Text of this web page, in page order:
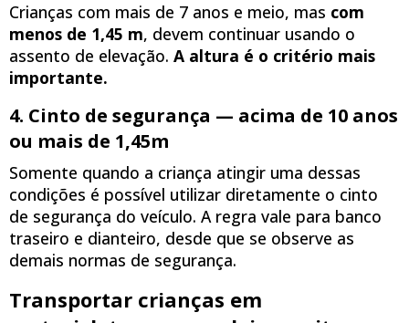
Crianças com mais de 7 anos e meio, mas com
menos de 1,45 m, devem continuar usando o
assento de elevação. A altura é o critério mais
importante.
4. Cinto de segurança — acima de 10 anos
ou mais de 1,45m
Somente quando a criança atingir uma dessas
condições é possível utilizar diretamente o cinto
de segurança do veículo. A regra vale para banco
traseiro e dianteiro, desde que se observe as
demais normas de segurança.
Transportar crianças em